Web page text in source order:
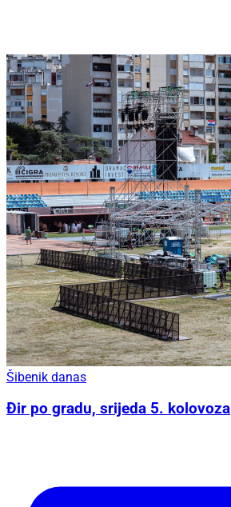
Šibenik danas
Đir po gradu, srijeda 5. kolovoza